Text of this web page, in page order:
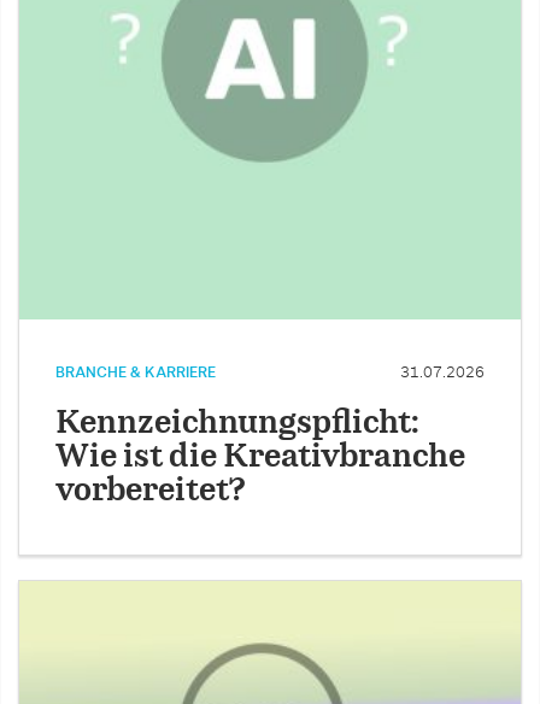
BRANCHE & KARRIERE 31.07.2026
Kennzeichnungspflicht:
Wie ist die Kreativbranche
vorbereitet?